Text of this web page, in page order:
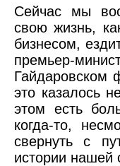
Сейчас мы
свою жизнь,
бизнесом,
премьер-
Гайдаровском
это казалось
этом есть
когда-то,
свернуть с
истории нашей